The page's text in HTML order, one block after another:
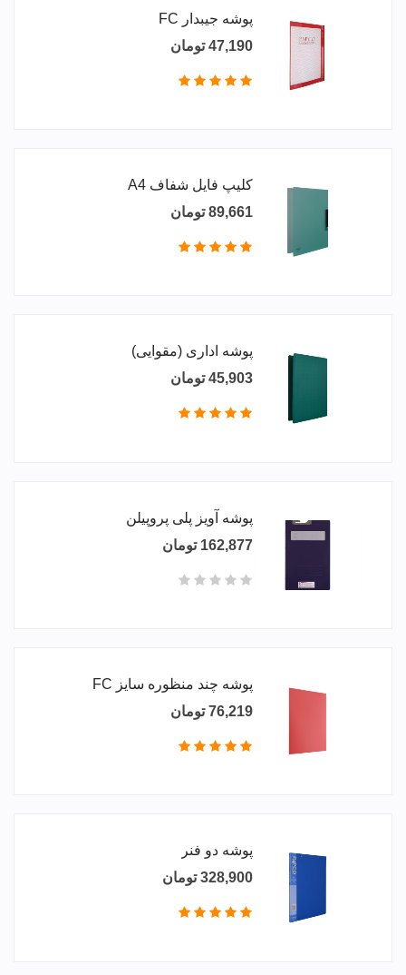
پوشه جیبدار FC
47,190 تومان
کلیپ فایل شفاف A4
89,661 تومان
پوشه اداری (مقوایی)
45,903 تومان
پوشه آویز پلی پروپیلن
162,877 تومان
پوشه چند منظوره سایز FC
76,219 تومان
پوشه دو فنر
328,900 تومان